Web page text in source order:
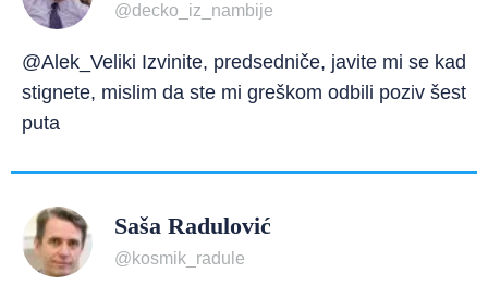
@decko_iz_nambije
@Alek_Veliki Izvinite, predsedniče, javite mi se kad
stignete, mislim da ste mi greškom odbili poziv šest
puta
Saša Radulović
@kosmik_radule